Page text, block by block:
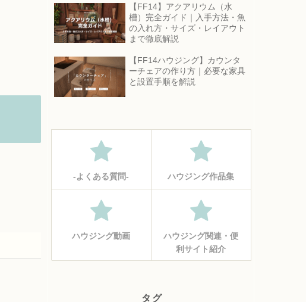
【FF14】アクアリウム（水
槽）完全ガイド｜入手方法・魚
の入れ方・サイズ・レイアウト
まで徹底解説
【FF14ハウジング】カウンタ
ーチェアの作り方｜必要な家具
と設置手順を解説
‐よくある質問‐ ハウジング作品集
ハウジング動画
ハウジング関連・便
利サイト紹介
タグ